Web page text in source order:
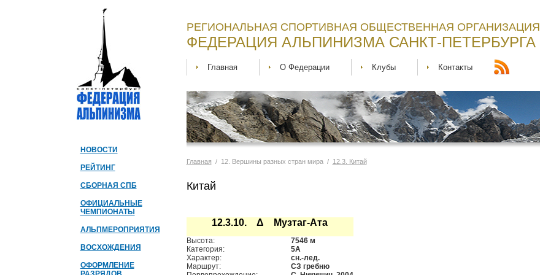
НОВОСТИ
РЕЙТИНГ
СБОРНАЯ СПБ
ОФИЦИАЛЬНЫЕ
ЧЕМПИОНАТЫ
АЛЬПМЕРОПРИЯТИЯ
ВОСХОЖДЕНИЯ
ОФОРМЛЕНИЕ
РЕГИОНАЛЬНАЯ СПОРТИВНАЯ ОБЩЕСТВЕННАЯ ОРГАНИЗАЦИЯ
ФЕДЕРАЦИЯ АЛЬПИНИЗМА САНКТ-ПЕТЕРБУРГА
Главная О Федерации Клубы Контакты
Главная / 12. Вершины разных стран мира / 12.3. Китай
Китай
12.3.10. Δ Музтаг-Ата
Высота:
7546 м
Категория:
5А
Характер:
сн.-лед.
Маршрут:
СЗ гребню